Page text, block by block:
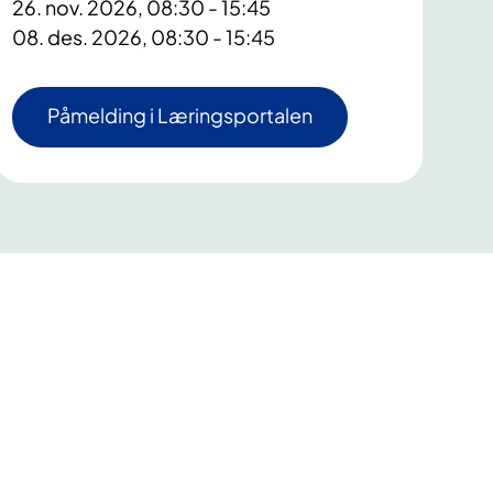
26. nov. 2026, 08:30 - 15:45
08. des. 2026, 08:30 - 15:45
Påmelding i Læringsportalen